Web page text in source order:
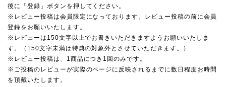
後に「登録」ボタンを押してください。
※レビュー投稿は会員限定になっております。レビュー投稿の前に会員
登録をお願いいたします。
※レビューは150文字以上でお書きいただきますようお願いいたしま
す。（150文字未満は特典の対象外とさせていただきます。）
※レビュー投稿は、1商品につき1回のみです。
※ご投稿のレビューが実際のページに反映されるまでに数日程度お時間
を頂戴いたします。